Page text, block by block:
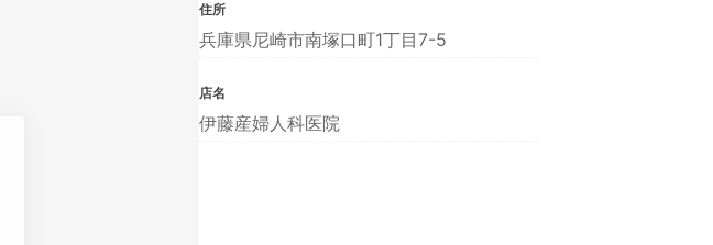
住所
兵庫県尼崎市南塚口町1丁目7-5
店名
伊藤産婦人科医院